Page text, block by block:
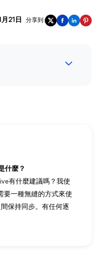
21日 分享到:
什麼？
有什麼建議嗎？我使
要一種無縫的方式來使
保持同步。有任何逐